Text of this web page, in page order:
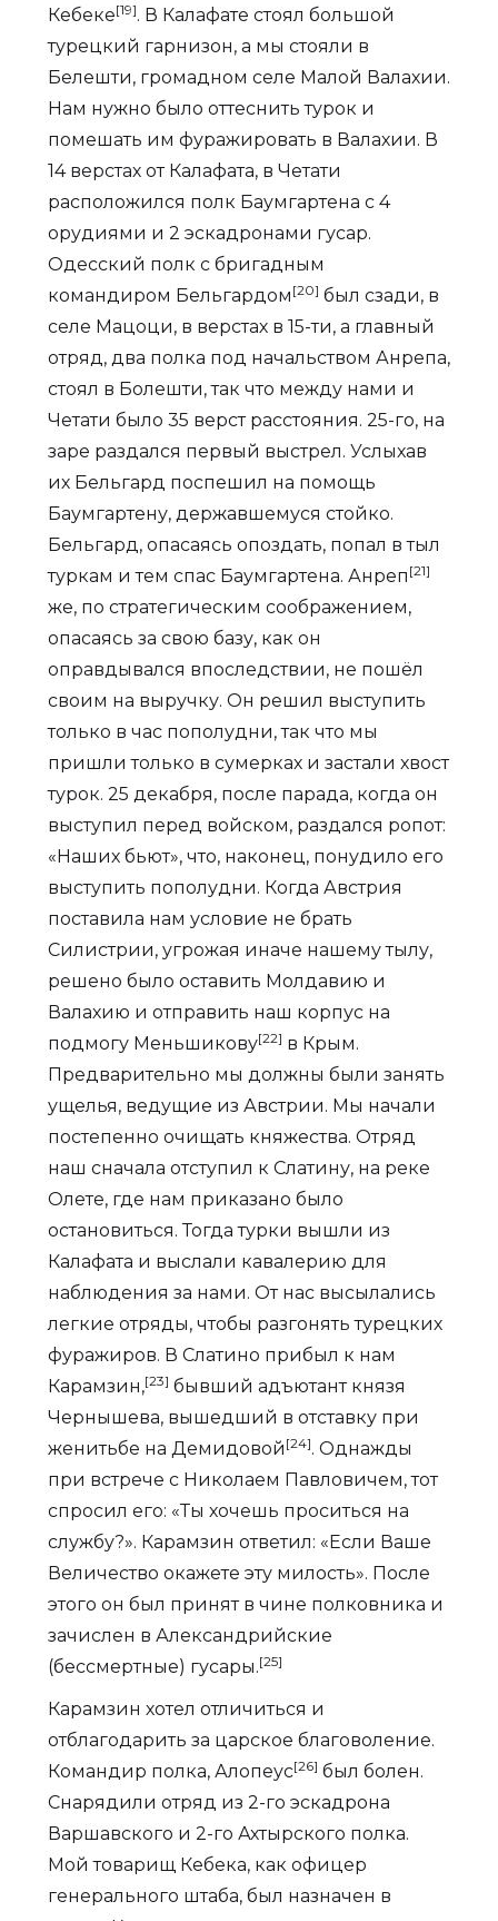
Кебеке[19]. В Калафате стоял большой
турецкий гарнизон, а мы стояли в
Белешти, громадном селе Малой Валахии.
Нам нужно было оттеснить турок и
помешать им фуражировать в Валахии. В
14 верстах от Калафата, в Четати
расположился полк Баумгартена с 4
орудиями и 2 эскадронами гусар.
Одесский полк с бригадным
командиром Бельгардом [20] был сзади, в
селе Мацоци, в верстах в 15-ти, а главный
отряд, два полка под начальством Анрепа,
стоял в Болешти, так что между нами и
Четати было 35 верст расстояния. 25-го, на
заре раздался первый выстрел. Услыхав
их Бельгард поспешил на помощь
Баумгартену, державшемуся стойко.
Бельгард, опасаясь опоздать, попал в тыл
туркам и тем спас Баумгартена. Анреп [21]
же, по стратегическим соображением,
опасаясь за свою базу, как он
оправдывался впоследствии, не пошёл
своим на выручку. Он решил выступить
только в час пополудни, так что мы
пришли только в сумерках и застали хвост
турок. 25 декабря, после парада, когда он
выступил перед войском, раздался ропот:
«Наших бьют», что, наконец, понудило его
выступить пополудни. Когда Австрия
поставила нам условие не брать
Силистрии, угрожая иначе нашему тылу,
решено было оставить Молдавию и
Валахию и отправить наш корпус на
подмогу Меньшикову[22] в Крым.
Предварительно мы должны были занять
ущелья, ведущие из Австрии. Мы начали
постепенно очищать княжества. Отряд
наш сначала отступил к Слатину, на реке
Олете, где нам приказано было
остановиться. Тогда турки вышли из
Калафата и выслали кавалерию для
наблюдения за нами. От нас высылались
легкие отряды, чтобы разгонять турецких
фуражиров. В Слатино прибыл к нам
Карамзин,[23] бывший адъютант князя
Чернышева, вышедший в отставку при
женитьбе на Демидовой [24]. Однажды
при встрече с Николаем Павловичем, тот
спросил его: «Ты хочешь проситься на
службу?». Карамзин ответил: «Если Ваше
Величество окажете эту милость». После
этого он был принят в чине полковника и
зачислен в Александрийские
(бессмертные) гусары.[25]
Карамзин хотел отличиться и
отблагодарить за царское благоволение.
Командир полка, Алопеус[26] был болен.
Снарядили отряд из 2-го эскадрона
Варшавского и 2-го Ахтырского полка.
Мой товарищ Кебека, как офицер
генерального штаба, был назначен в